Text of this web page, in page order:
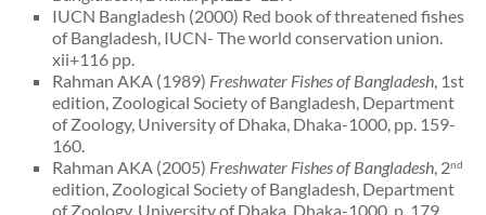
IUCN Bangladesh (2000) Red book of threatened fishes
of Bangladesh, IUCN- The world conservation union.
xii+116 pp.
Rahman AKA (1989) Freshwater Fishes of Bangladesh, 1st
edition, Zoological Society of Bangladesh, Department
of Zoology, University of Dhaka, Dhaka-1000, pp. 159-
160.
Rahman AKA (2005) Freshwater Fishes of Bangladesh, 2nd
edition, Zoological Society of Bangladesh, Department
of Zoology, University of Dhaka, Dhaka-1000, p. 179.